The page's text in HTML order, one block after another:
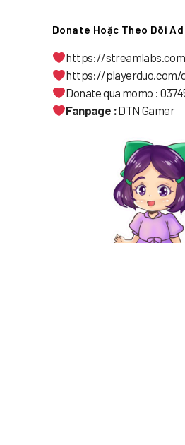
Donate Hoặc Theo Dõi Ad
https://
https://playerduo.com/
Donate qua momo :
Fanpage :DTN Gamer